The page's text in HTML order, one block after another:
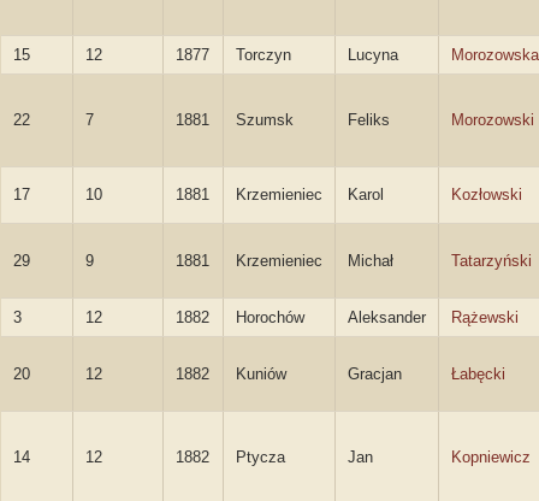
15 12 1877 Torczyn Lucyna Morozowska
22 7 1881 Szumsk Feliks Morozowski
17 10 1881 Krzemieniec Karol Kozłowski
29 9 1881 Krzemieniec Michał Tatarzyński
3 12 1882 Horochów Aleksander Rążewski
20 12 1882 Kuniów Gracjan Łabęcki
14 12 1882 Ptycza Jan Kopniewicz